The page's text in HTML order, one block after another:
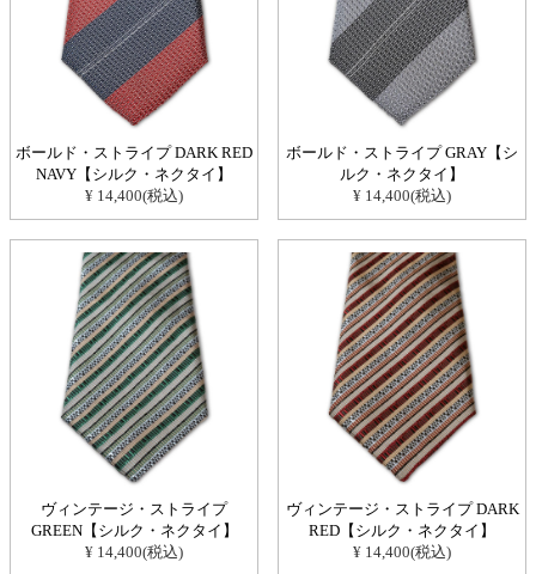
ボールド・ストライプ DARK RED
NAVY【シルク・ネクタイ】
¥ 14,400(税込)
ボールド・ストライプ GRAY【シ
ルク・ネクタイ】
¥ 14,400(税込)
ヴィンテージ・ストライプ
GREEN【シルク・ネクタイ】
¥ 14,400(税込)
ヴィンテージ・ストライプ DARK
RED【シルク・ネクタイ】
¥ 14,400(税込)